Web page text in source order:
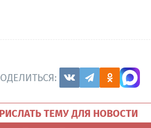
ТЕМУ ДЛЯ НОВОСТИ